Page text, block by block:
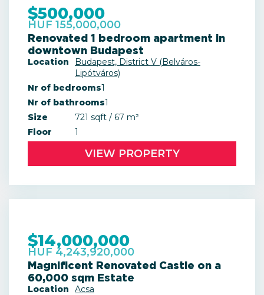
$500,000
HUF 155,000,000
Renovated 1 bedroom apartment in
downtown Budapest
Location
Budapest, District V (Belváros-
Lipótváros)
Nr of bedrooms1
Nr of bathrooms1
Size
721 sqft / 67 m²
Floor
1
VIEW PROPERTY
$14,000,000
HUF 4,243,920,000
Magnificent Renovated Castle on a
60,000 sqm Estate
Location
Acsa